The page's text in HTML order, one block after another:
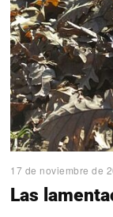
17 de noviembre de
Las